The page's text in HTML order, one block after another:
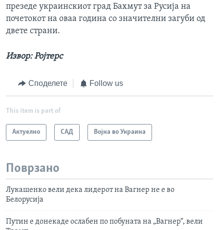
презеде украинскиот град Бахмут за Русија на
почетокот на оваа година со значителни загуби од
двете страни.
Извор: Ројтерс
Споделете Follow us
This item is part of
Актуелно САД Војна во Украина
Поврзано
Лукашенко вели дека лидерот на Вагнер не е во
Белорусија
Путин е донекаде ослабен по побуната на „Вагнер“, вели